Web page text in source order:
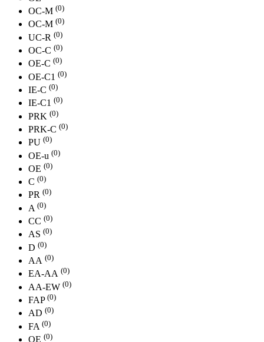
ОС-M (0)
OC-М (0)
UC-R (0)
OC-С (0)
OE-С (0)
OE-С1 (0)
IE-С (0)
IE-С1 (0)
PRK (0)
PRK-C (0)
PU (0)
OE-u (0)
OE (0)
С (0)
PR (0)
A (0)
СС (0)
АS (0)
D (0)
АА (0)
EA-AА (0)
AA-EW (0)
FAP (0)
AD (0)
FA (0)
ОЕ (0)